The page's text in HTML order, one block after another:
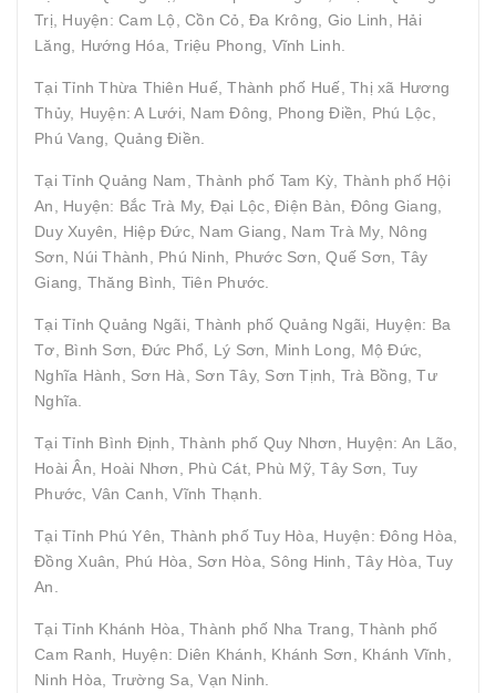
Trị, Huyện: Cam Lộ, Cồn Cỏ, Đa Krông, Gio Linh, Hải
Lăng, Hướng Hóa, Triệu Phong, Vĩnh Linh.
Tại Tỉnh Thừa Thiên Huế, Thành phố Huế, Thị xã Hương
Thủy, Huyện: A Lưới, Nam Đông, Phong Điền, Phú Lộc,
Phú Vang, Quảng Điền.
Tại Tỉnh Quảng Nam, Thành phố Tam Kỳ, Thành phố Hội
An, Huyện: Bắc Trà My, Đại Lộc, Điện Bàn, Đông Giang,
Duy Xuyên, Hiệp Đức, Nam Giang, Nam Trà My, Nông
Sơn, Núi Thành, Phú Ninh, Phước Sơn, Quế Sơn, Tây
Giang, Thăng Bình, Tiên Phước.
Tại Tỉnh Quảng Ngãi, Thành phố Quảng Ngãi, Huyện: Ba
Tơ, Bình Sơn, Đức Phổ, Lý Sơn, Minh Long, Mộ Đức,
Nghĩa Hành, Sơn Hà, Sơn Tây, Sơn Tịnh, Trà Bồng, Tư
Nghĩa.
Tại Tỉnh Bình Định, Thành phố Quy Nhơn, Huyện: An Lão,
Hoài Ân, Hoài Nhơn, Phù Cát, Phù Mỹ, Tây Sơn, Tuy
Phước, Vân Canh, Vĩnh Thạnh.
Tại Tỉnh Phú Yên, Thành phố Tuy Hòa, Huyện: Đông Hòa,
Đồng Xuân, Phú Hòa, Sơn Hòa, Sông Hinh, Tây Hòa, Tuy
An.
Tại Tỉnh Khánh Hòa, Thành phố Nha Trang, Thành phố
Cam Ranh, Huyện: Diên Khánh, Khánh Sơn, Khánh Vĩnh,
Ninh Hòa, Trường Sa, Vạn Ninh.